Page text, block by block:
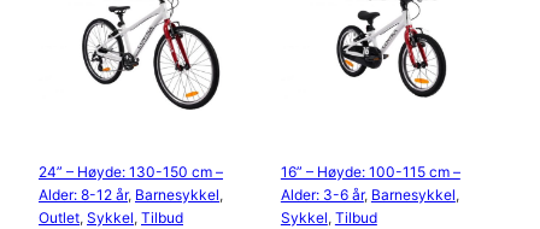
y
k
24” – Høyde: 130-150 cm –
Alder: 8-12 år, Barnesykkel
Outlet, Sykkel, Tilbud
16” – Høyde: 100-115 cm –
Alder: 3-6 år, Barnesykkel ,
Sykkel, Tilbud